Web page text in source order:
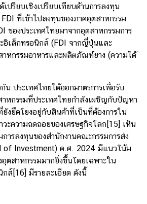
ปรียบเชิงเปรียบเทียบด้านการลงทุน
ที่เข้าไปลงทุนของภาคอุตสาหกรรม
ของประเทศไทยมาจากอุตสาหกรรมการ
อิเล็กทรอนิกส์ (FDI จากญี่ปุ่นและ
าหกรรมอาหารและผลิตภัณฑ์ยาง (ความได้
ะเทศไทยได้ออกมาตรการเพื่อรับ
าหกรรมที่ประเทศไทยกำลังเผชิญกับปัญหา
ยังยึดโยงอยู่กับสินค้าที่เป็นที่ต้องการใน
ะความถดถอยของเศรษฐกิจโลก [15] เห็น
การลงทุนของสำนักงานคณะกรรมการส่ง
of Investment) ค.ศ. 2024 มีแนวโน้ม
ตสาหกรรมมากยิ่งขึ้นโดยเฉพาะใน
กส์ [16] มีรายละเอียด ดังนี้